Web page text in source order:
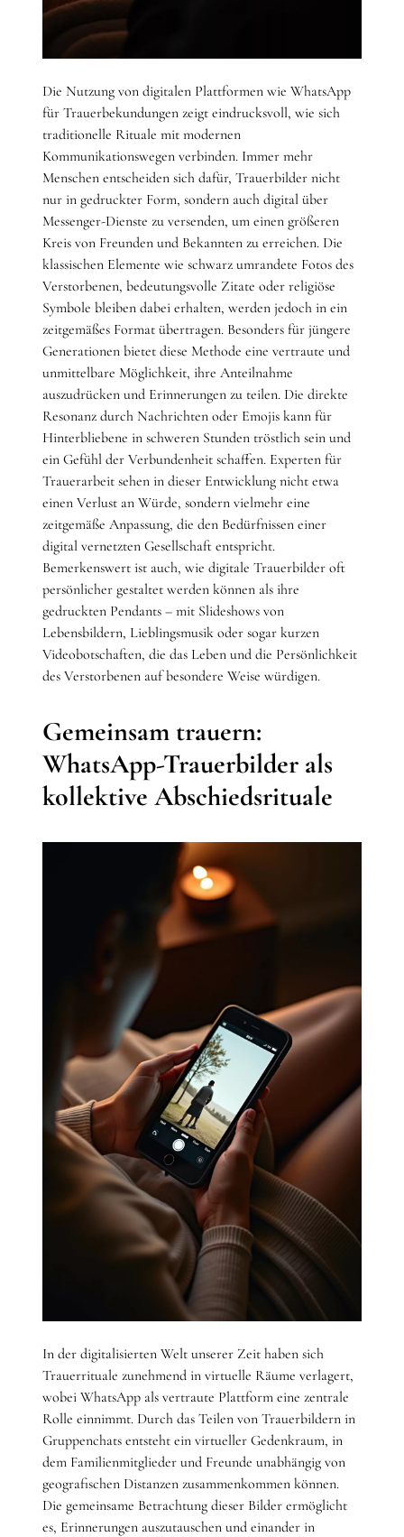
Die Nutzung von digitalen Plattformen wie WhatsApp
für Trauerbekundungen zeigt eindrucksvoll, wie sich
traditionelle Rituale mit modernen
Kommunikationswegen verbinden. Immer mehr
Menschen entscheiden sich dafür, Trauerbilder nicht
nur in gedruckter Form, sondern auch digital über
Messenger-Dienste zu versenden, um einen größeren
Kreis von Freunden und Bekannten zu erreichen. Die
klassischen Elemente wie schwarz umrandete Fotos des
Verstorbenen, bedeutungsvolle Zitate oder religiöse
Symbole bleiben dabei erhalten, werden jedoch in ein
zeitgemäßes Format übertragen. Besonders für jüngere
Generationen bietet diese Methode eine vertraute und
unmittelbare Möglichkeit, ihre Anteilnahme
auszudrücken und Erinnerungen zu teilen. Die direkte
Resonanz durch Nachrichten oder Emojis kann für
Hinterbliebene in schweren Stunden tröstlich sein und
ein Gefühl der Verbundenheit schaffen. Experten für
Trauerarbeit sehen in dieser Entwicklung nicht etwa
einen Verlust an Würde, sondern vielmehr eine
zeitgemäße Anpassung, die den Bedürfnissen einer
digital vernetzten Gesellschaft entspricht.
Bemerkenswert ist auch, wie digitale Trauerbilder oft
persönlicher gestaltet werden können als ihre
gedruckten Pendants – mit Slideshows von
Lebensbildern, Lieblingsmusik oder sogar kurzen
Videobotschaften, die das Leben und die Persönlichkeit
des Verstorbenen auf besondere Weise würdigen.
Gemeinsam trauern:
WhatsApp-Trauerbilder als
kollektive Abschiedsrituale
In der digitalisierten Welt unserer Zeit haben sich
Trauerrituale zunehmend in virtuelle Räume verlagert,
wobei WhatsApp als vertraute Plattform eine zentrale
Rolle einnimmt. Durch das Teilen von Trauerbildern in
Gruppenchats entsteht ein virtueller Gedenkraum, in
dem Familienmitglieder und Freunde unabhängig von
geografischen Distanzen zusammenkommen können.
Die gemeinsame Betrachtung dieser Bilder ermöglicht
es, Erinnerungen auszutauschen und einander in